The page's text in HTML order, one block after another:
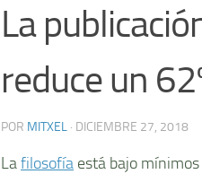
La
reduce un
POR MITXEL · DICIEMBRE 27, 2018
Lafilosofía está bajo